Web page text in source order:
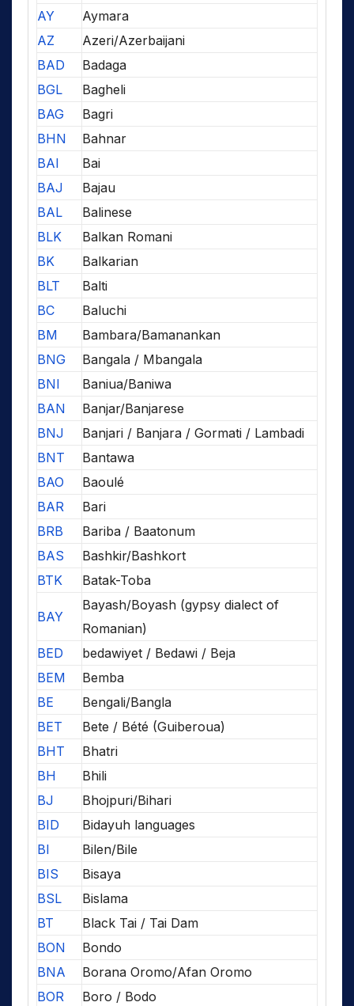
AY
Aymara
AZ
Azeri/Azerbaijani
BAD
Badaga
BGL
Bagheli
BAG
Bagri
BHN
Bahnar
BAI
Bai
BAJ
Bajau
BAL
Balinese
BLK
Balkan Romani
BK
Balkarian
BLT
Balti
BC
Baluchi
BM
Bambara/Bamanankan
BNG
Bangala / Mbangala
BNI
Baniua/Baniwa
BAN
Banjar/Banjarese
BNJ
Banjari / Banjara / Gormati / Lambadi
BNT
Bantawa
BAO
Baoulé
BAR
Bari
BRB
Bariba / Baatonum
BAS
Bashkir/Bashkort
BTK
Batak-Toba
BAY
Bayash/Boyash (gypsy dialect of
Romanian)
BED
bedawiyet / Bedawi / Beja
BEM
Bemba
BE
Bengali/Bangla
BET
Bete / Bété (Guiberoua)
BHT
Bhatri
BH
Bhili
BJ
Bhojpuri/Bihari
BID
Bidayuh languages
BI
Bilen/Bile
BIS
Bisaya
BSL
Bislama
BT
Black Tai / Tai Dam
BON
Bondo
BNA
Borana Oromo/Afan Oromo
BOR
Boro / Bodo